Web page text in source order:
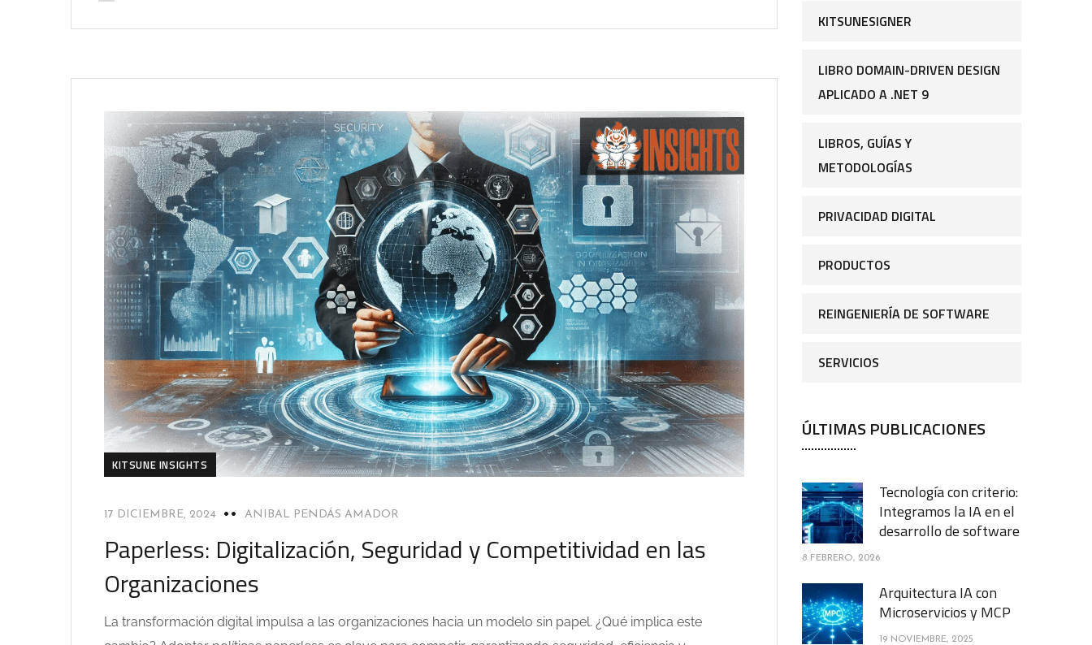
KITSUNE INSIGHTS
17 DICIEMBRE, 2024 ANIBAL PENDÁS AMADOR
Paperless: Digitalización, Seguridad y Competitividad en las
Organizaciones
La transformación digital impulsa a las organizaciones hacia un modelo sin papel. ¿Qué implica este
KITSUNESIGNER
LIBRO DOMAIN-DRIVEN DESIGN
APLICADO A .NET 9
LIBROS, GUÍAS Y
METODOLOGÍAS
PRIVACIDAD DIGITAL
PRODUCTOS
REINGENIERÍA DE SOFTWARE
SERVICIOS
ÚLTIMAS PUBLICACIONES
Tecnología con criterio:
Integramos la IA en el
desarrollo de software
8 FEBRERO, 2026
Arquitectura IA con
Microservicios y MCP
19 NOVIEMBRE, 2025